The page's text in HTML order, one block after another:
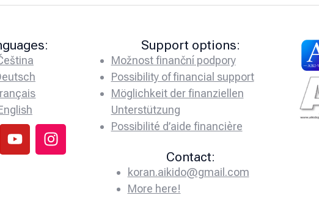
Support options:
Možnost finanční podpory
Possibility of financial support
Möglichkeit der finanziellen
Unterstützung
Possibilité d’aide financière
Contact:
koran.aikido@gmail.com
More here!